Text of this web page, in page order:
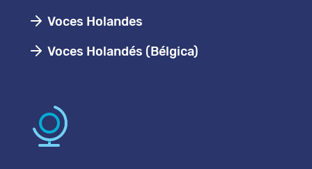
Voces Holandes
Voces Holandés (Bélgica)